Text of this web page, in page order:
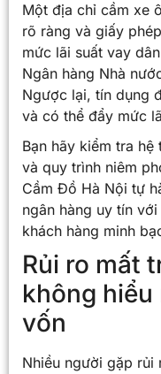
Một địa chỉ cầm xe
rõ ràng và giấy
mức lãi suất vay
Ngân hàng Nhà
Ngược lại, tín dụng
và có thể đẩy mức
Bạn hãy kiểm tra
và quy trình niêm
Cầm Đồ Hà Nội tự
ngân hàng uy tín
khách hàng minh
Rủi ro mất
không
vốn
Nhiều người gặp